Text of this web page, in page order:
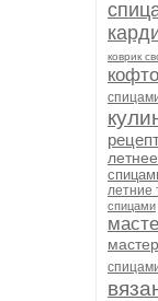
коврик
летние
спицами